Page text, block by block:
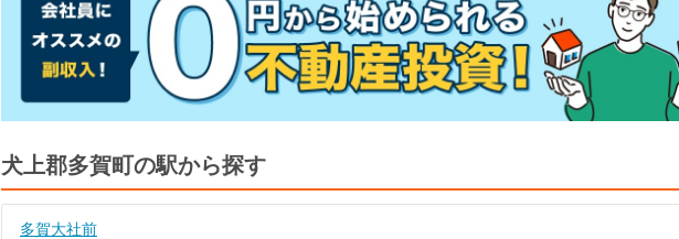
犬上郡多賀町の駅から探す
多賀大社前